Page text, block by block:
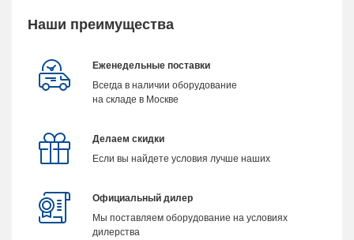
Наши преимущества
Еженедельные поставки
Всегда в наличии оборудование
на складе в Москве
Делаем скидки
Если вы найдете условия лучше наших
Официальный дилер
Мы поставляем оборудование на условиях
дилерства